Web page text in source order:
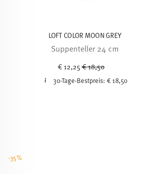
LOFT COLOR MOON GREY
Suppenteller 24 cm
€ 12,25 Price reduced from
€ 18,50
30-Tage-Bestpreis:€ 18,50
-35%